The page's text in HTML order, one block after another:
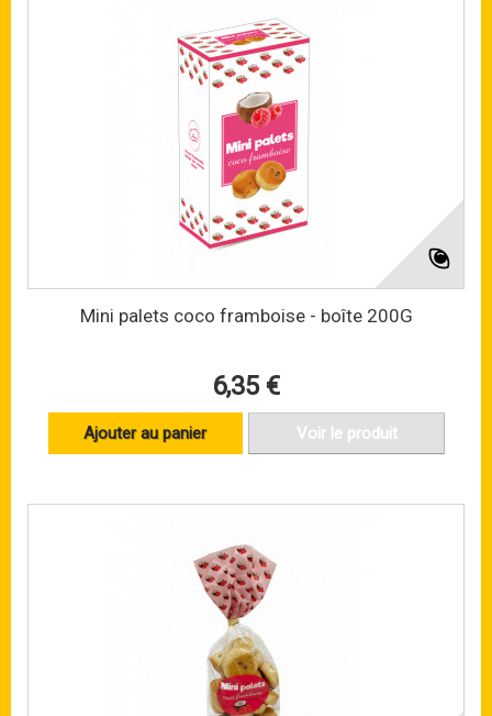
Mini palets coco framboise - boîte 200G
6,35 €
Ajouter au panier Voir le produit